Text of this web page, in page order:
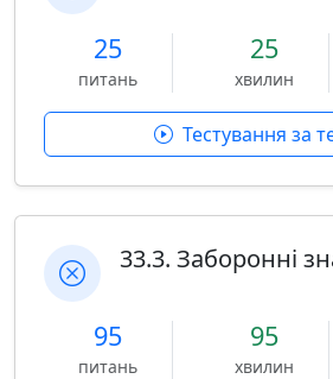
25
питань
25
хвилин
Тестування за
33.3. Заборонні
95
питань
95
хвилин